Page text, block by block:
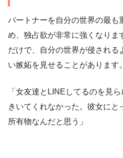
パートナーを自分の世界の最も
め、独占欲が非常に強くなりま
だけで、自分の世界が侵される
い嫉妬を見せることがあります。
「女友達とLINEしてるのを見
きいてくれなかった。彼女にと
所有物なんだと思う」